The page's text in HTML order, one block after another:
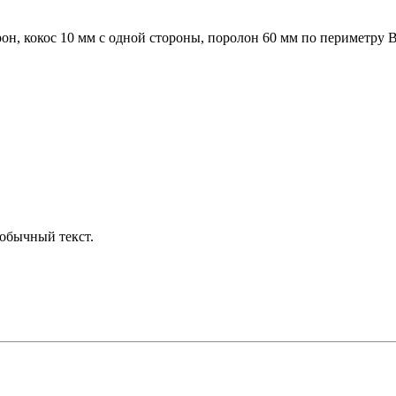
кокос 10 мм с одной стороны, поролон 60 мм по периметру
текст.